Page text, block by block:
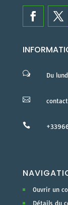
w Du


Ouvrir un
Détails du